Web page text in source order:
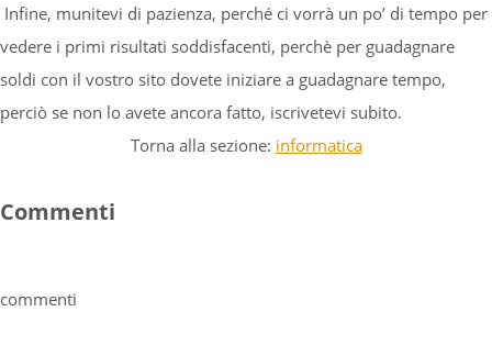
Infine, munitevi di pazienza, perché ci vorrà un po’ di tempo per
vedere i primi risultati soddisfacenti, perchè per guadagnare
soldi con il vostro sito dovete iniziare a guadagnare tempo,
perciò se non lo avete ancora fatto, iscrivetevi subito.
Torna alla sezione: informatica
Commenti
commenti